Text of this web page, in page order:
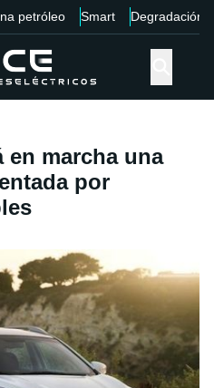
petróleo Smart Degradación
marcha una
por